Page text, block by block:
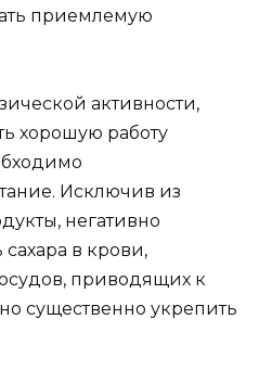
приемлемую
активности,
хорошую работу
Исключив из
негативно
в крови,
приводящих к
существенно укрепить